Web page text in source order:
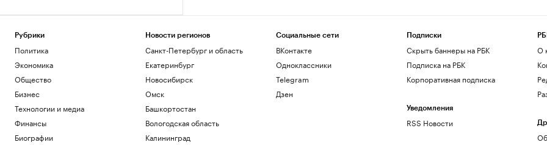
Рубрики
Политика
Экономика
Общество
Бизнес
Технологии и медиа
Финансы
Биографии
Новости регионов
Санкт-Петербург и область
Екатеринбург
Новосибирск
Омск
Башкортостан
Вологодская область
Калининград
Социальные сети
ВКонтакте
Одноклассники
Telegram
Дзен
Подписки
Скрыть баннеры на РБК
Подписка на РБК
Корпоративная подписка
Уведомления
RSS Новости
О